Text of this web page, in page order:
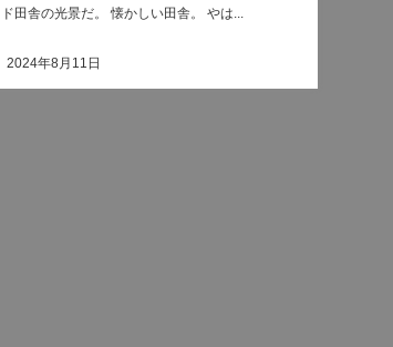
ド田舎の光景だ。 懐かしい田舎。 やは...
2024年8月11日